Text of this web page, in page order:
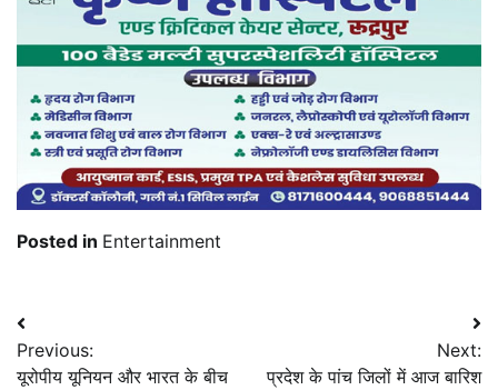
Posted in Entertainment
Post
navigation
Previous:
यूरोपीय यूनियन और भारत के बीच
Next:
प्रदेश के पांच जिलों में आज बारिश